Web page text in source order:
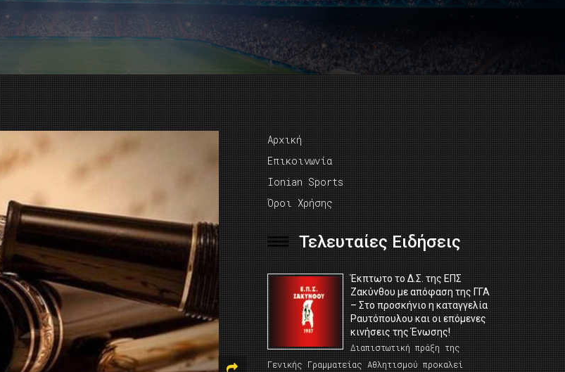
Αρχική
Επικοινωνία
Ionian Sports
Όροι Χρήσης
Τελευταίες Ειδήσεις
Έκπτωτο το Δ.Σ. της ΕΠΣ
Ζακύνθου με απόφαση της ΓΓΑ
– Στο προσκήνιο η καταγγελία
Ραυτόπουλου και οι επόμενες
κινήσεις της Ένωσης!
Διαπιστωτική πράξη της
Γενικής Γραμματείας Αθλητισμού προκαλεί